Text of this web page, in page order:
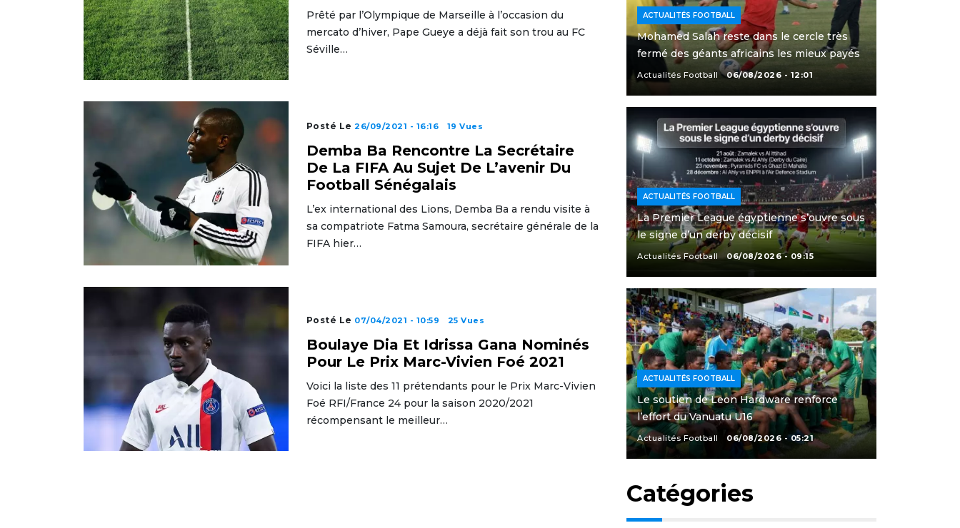
Prêté par l’Olympique de Marseille à l’occasion du
mercato d’hiver, Pape Gueye a déjà fait son trou au FC
Séville…
Posté Le26/09/2021 - 16:16 19 Vues
Demba Ba Rencontre La Secrétaire
De La FIFA Au Sujet De L’avenir Du
Football Sénégalais
L’ex international des Lions, Demba Ba a rendu visite à
sa compatriote Fatma Samoura, secrétaire générale de la
FIFA hier…
Posté Le 07/04/2021 - 10:59 25 Vues
Boulaye Dia Et Idrissa Gana Nominés
Pour Le Prix Marc-Vivien Foé 2021
Voici la liste des 11 prétendants pour le Prix Marc-Vivien
Foé RFI/France 24 pour la saison 2020/2021
récompensant le meilleur…
ACTUALITÉS FOOTBALL
Mohamed Salah reste dans le cercle très
fermé des géants africains les mieux payés
Actualités Football 06/08/2026 - 12:01
ACTUALITÉS FOOTBALL
La Premier League égyptienne s’ouvre sous
le signe d’un derby décisif
Actualités Football 06/08/2026 - 09:15
ACTUALITÉS FOOTBALL
Le soutien de Leon Hardware renforce
l’effort du Vanuatu U16
Actualités Football 06/08/2026 - 05:21
Catégories